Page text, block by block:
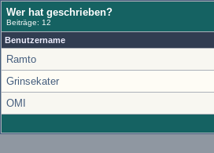
Wer hat geschrieben?
Beiträge: 12
Benutzername
Ramto
Grinsekater
OMI